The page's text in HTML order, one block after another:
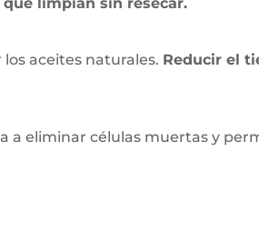
aceites naturales. Reducir el
a eliminar células muertas y